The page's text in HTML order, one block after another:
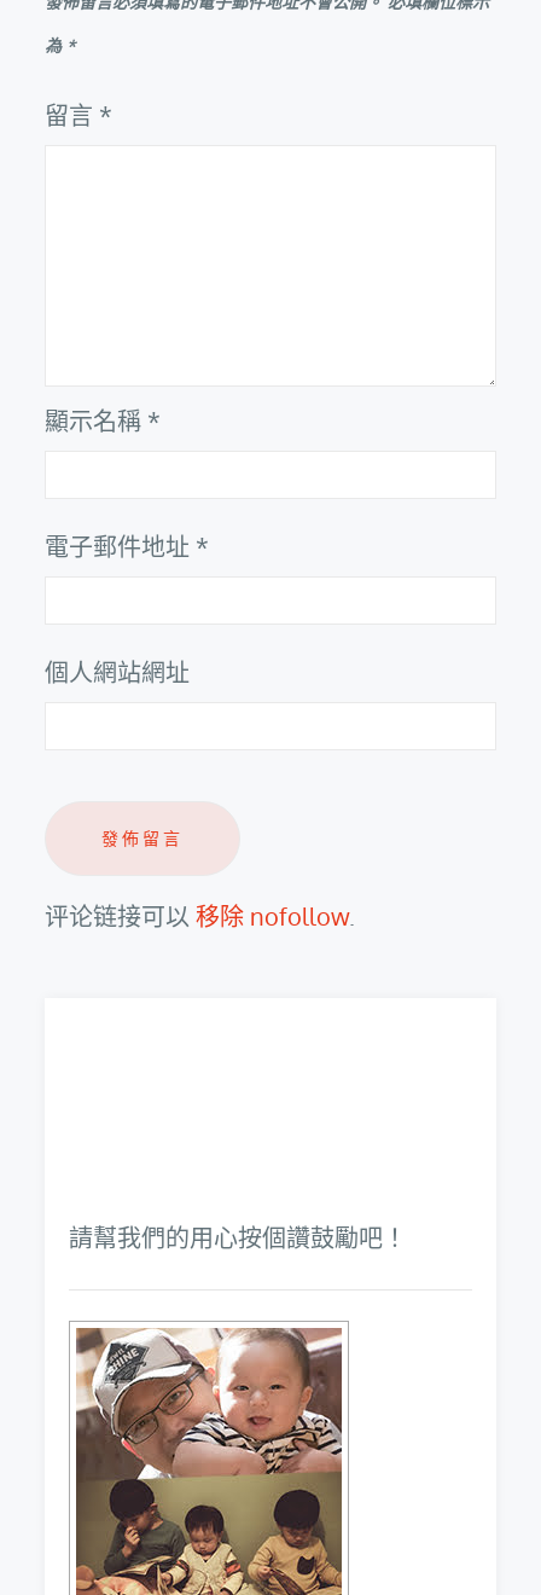
為 *
留言 *
顯示名稱 *
電子郵件地址 *
個人網站網址
评论链接可以移除 nofollow.
請幫我們的用心按個讚鼓勵吧！